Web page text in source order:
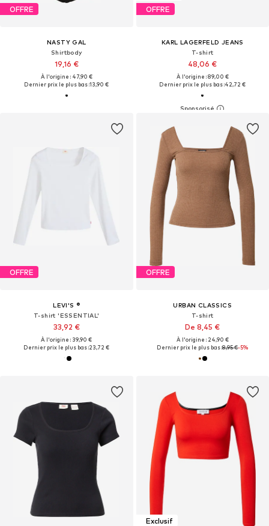
OFFRE
NASTY GAL
Shirtbody
19,16 €
À l'origine : 47,90 €
Dernier prix le plus bas :13,90 €
OFFRE
KARL LAGERFELD JEANS
T-shirt
48,06 €
À l'origine : 89,00 €
Dernier prix le plus bas :42,72 €
OFFRE
LEVI'S ®
T-shirt 'ESSENTIAL'
33,92 €
À l'origine : 39,90 €
Dernier prix le plus bas :23,72 €
OFFRE
URBAN CLASSICS
T-shirt
De 8,45 €
À l'origine : 24,90 €
Dernier prix le plus bas :8,95 €-5%
Exclusif